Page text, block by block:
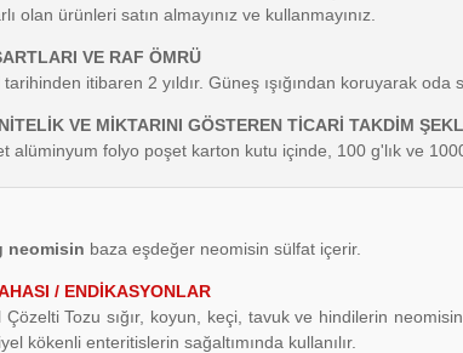
olan ürünleri satın almayınız ve kullanmayınız.
VE RAF ÖMRÜ
itibaren 2 yıldır. Güneş ışığından koruyarak oda
VE MİKTARINI GÖSTEREN TİCARİ TAKDİM
alüminyum folyo poşet karton kutu içinde, 100 g'lık ve
neomisin baza eşdeğer neomisin sülfat içerir.
/ ENDİKASYONLAR
Tozu sığır, koyun, keçi, tavuk ve hindilerin
kökenli enteritislerin sağaltımında kullanılır.